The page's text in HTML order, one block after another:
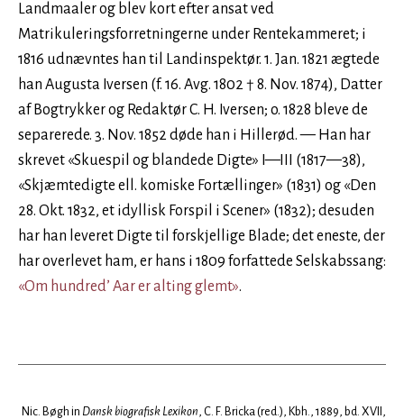
Landmaaler og blev kort efter ansat ved
Matrikuleringsforretningerne under Rentekammeret; i
1816 udnævntes han til Landinspektør. 1. Jan. 1821 ægtede
han Augusta Iversen (f. 16. Avg. 1802 † 8. Nov. 1874), Datter
af Bogtrykker og Redaktør C. H. Iversen; o. 1828 bleve de
separerede. 3. Nov. 1852 døde han i Hillerød. — Han har
skrevet «Skuespil og blandede Digte» I—III (1817—38),
«Skjæmtedigte ell. komiske Fortællinger» (1831) og «Den
28. Okt. 1832, et idyllisk Forspil i Scener» (1832); desuden
har han leveret Digte til forskjellige Blade; det eneste, der
har overlevet ham, er hans i 1809 forfattede Selskabssang:
«Om hundred’ Aar er alting glemt».
Nic. Bøgh in Dansk biografisk Lexikon, C. F. Bricka (red.), Kbh., 1889, bd. XVII,